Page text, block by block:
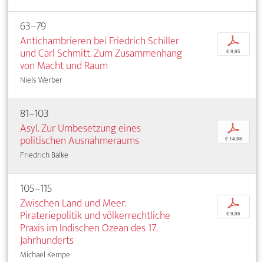
63–79
Antichambrieren bei Friedrich Schiller
und Carl Schmitt. Zum Zusammenhang
von Macht und Raum
Niels Werber
p
€ 9,95
81–103
Asyl. Zur Umbesetzung eines
politischen Ausnahmeraums
Friedrich Balke
p
€ 14,95
105–115
Zwischen Land und Meer.
Pirateriepolitik und völkerrechtliche
Praxis im Indischen Ozean des 17.
Jahrhunderts
Michael Kempe
p
€ 9,95